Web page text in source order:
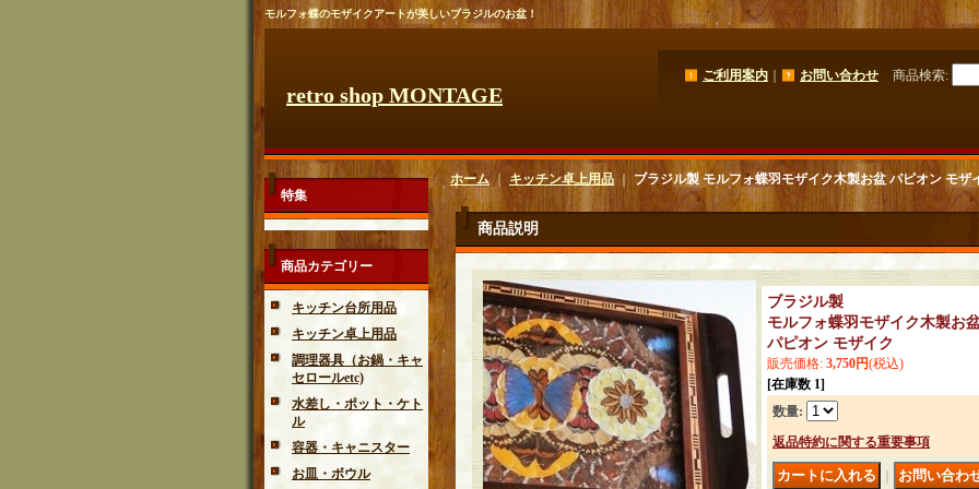
モルフォ蝶のモザイクアートが美しいブラジルのお盆！
retro shop MONTAGE
ご利用案内 お問い合わせ 商品検索:
特集
商品カテゴリー
キッチン台所用品
キッチン卓上用品
調理器具（お鍋・キャ
セロールetc)
水差し・ポット・ケト
ル
容器・キャニスター
お皿・ボウル
ホーム｜ キッチン卓上用品 ｜ ブラジル製 モルフォ蝶羽モザイク木製お盆 パピオン モザ
商品説明
ブラジル製
モルフォ蝶羽モザイク木製お
パピオン モザイク
販売価格: 3,750円(税込)
[在庫数 1]
数量:
返品特約に関する重要事項